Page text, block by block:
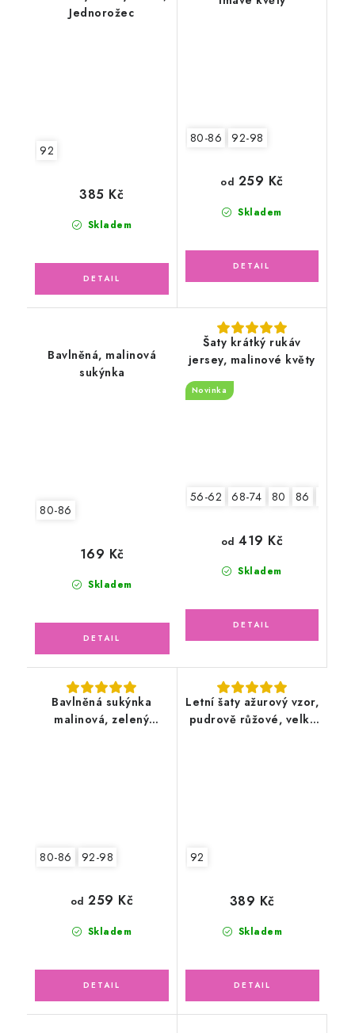
Jednorožec
92
Skladem
385 Kč
80-86 92-98
Skladem
od 259 Kč
Bavlněná, malinová
sukýnka
80-86
Skladem
169 Kč
Šaty krátký rukáv
jersey, malinové květy
Novinka
56-62 68-74 80 86
Skladem
od 419 Kč
Bavlněná sukýnka
malinová, zelený
80-86 92-98
Skladem
od 259 Kč
Letní šaty ažurový vzor,
pudrově růžové, velký
92
Skladem
389 Kč